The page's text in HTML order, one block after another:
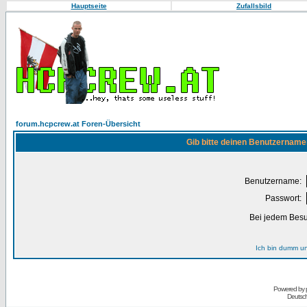
Hauptseite Zufallsbild
forum.hcpcrew.at Foren-Übersicht
Gib bitte deinen
Benutzername:
Passwort:
Bei jedem
Ich bin dumm
Powered by